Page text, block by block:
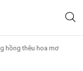
hồng thêu hoa mơ